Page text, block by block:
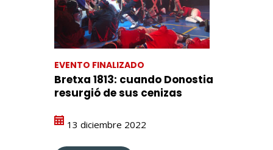
EVENTO FINALIZADO
Bretxa 1813: cuando Donostia
resurgió de sus cenizas
13 diciembre 2022